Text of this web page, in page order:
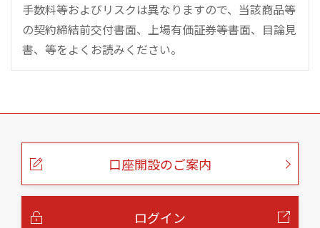
手数料等およびリスクは異なりますので、当該商品等
の契約締結前交付書面、上場有価証券等書面、目論見
書、等をよくお読みください。
こ
口座開設のご案内
ログイン